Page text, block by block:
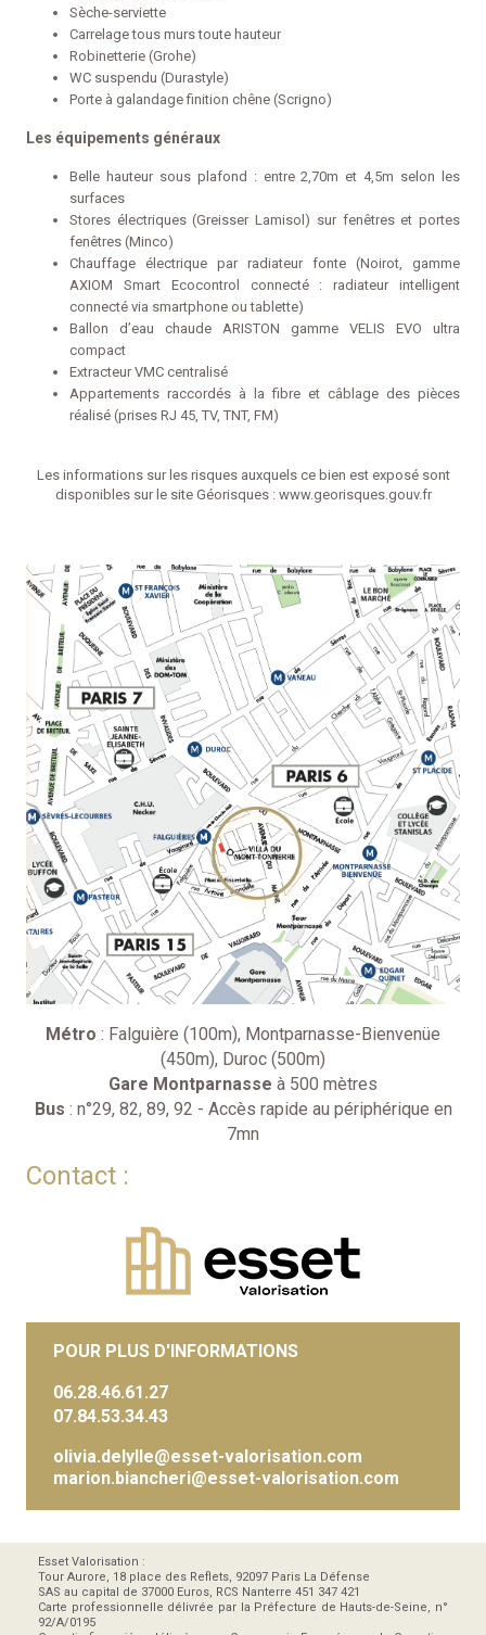
Sèche-serviette
Carrelage tous murs toute hauteur
Robinetterie (Grohe)
WC suspendu (Durastyle)
Porte à galandage finition chêne (Scrigno)
Les équipements généraux
Belle hauteur sous plafond : entre 2,70m et 4,5m selon les
surfaces
Stores électriques (Greisser Lamisol) sur fenêtres et portes
fenêtres (Minco)
Chauffage électrique par radiateur fonte (Noirot, gamme
AXIOM Smart Ecocontrol connecté : radiateur intelligent
connecté via smartphone ou tablette)
Ballon d’eau chaude ARISTON gamme VELIS EVO ultra
compact
Extracteur VMC centralisé
Appartements raccordés à la fibre et câblage des pièces
réalisé (prises RJ 45, TV, TNT, FM)
Les informations sur les risques auxquels ce bien est exposé sont
disponibles sur le site Géorisques : www.georisques.gouv.fr
Métro : Falguière (100m), Montparnasse-Bienvenüe
(450m), Duroc (500m)
Gare Montparnasse à 500 mètres
Bus : n°29, 82, 89, 92 - Accès rapide au périphérique en
7mn
Contact :
POUR PLUS D'INFORMATIONS
06.28.46.61.27
07.84.53.34.43
olivia.delylle@esset-valorisation.com
marion.biancheri@esset-valorisation.com
Esset Valorisation :
Tour Aurore, 18 place des Reflets, 92097 Paris La Défense
SAS au capital de 37000 Euros, RCS Nanterre 451 347 421
Carte professionnelle délivrée par la Préfecture de Hauts-de-Seine, n°
92/A/0195